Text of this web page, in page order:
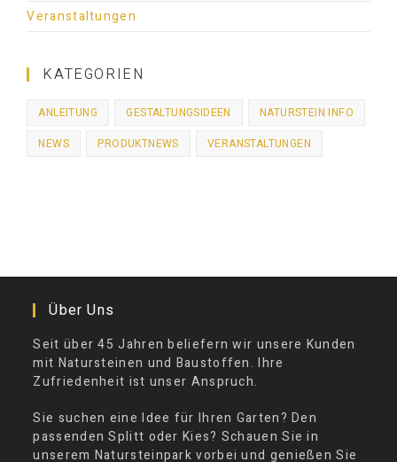
Veranstaltungen
KATEGORIEN
ANLEITUNG GESTALTUNGSIDEEN
NATURSTEIN INFO
NEWS
PRODUKTNEWS VERANSTALTUNGEN
Über Uns
Seit über 45 Jahren beliefern wir unsere Kunden
mit Natursteinen und Baustoffen. Ihre
Zufriedenheit ist unser Anspruch.
Sie suchen eine Idee für Ihren Garten? Den
passenden Splitt oder Kies? Schauen Sie in
unserem Natursteinpark vorbei und genießen Sie